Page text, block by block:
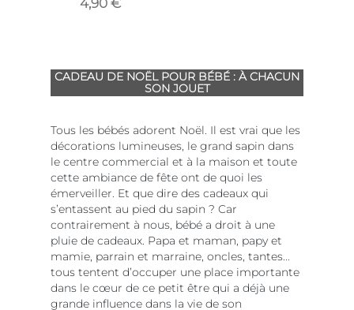
4,90 €
CADEAU DE NOËL POUR BÉBÉ : À CHACUN
SON JOUET
Tous les bébés adorent Noël. Il est vrai que les
décorations lumineuses, le grand sapin dans
le centre commercial et à la maison et toute
cette ambiance de fête ont de quoi les
émerveiller. Et que dire des cadeaux qui
s’entassent au pied du sapin ? Car
contrairement à nous, bébé a droit à une
pluie de cadeaux. Papa et maman, papy et
mamie, parrain et marraine, oncles, tantes...
tous tentent d’occuper une place importante
dans le cœur de ce petit être qui a déjà une
grande influence dans la vie de son